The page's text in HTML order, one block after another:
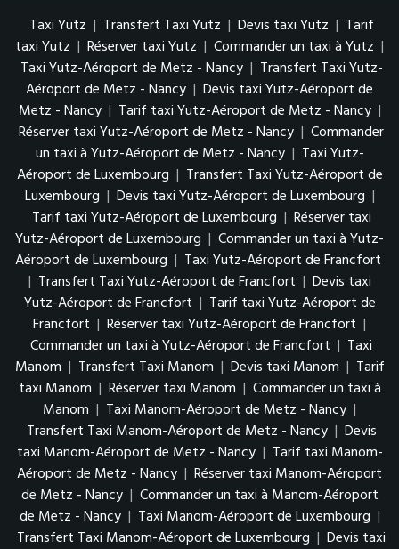
Taxi Yutz | Transfert Taxi Yutz | Devis taxi Yutz | Tarif
taxi Yutz | Réserver taxi Yutz | Commander un taxi à Yutz |
Taxi Yutz-Aéroport de Metz - Nancy | Transfert Taxi Yutz-
Aéroport de Metz - Nancy | Devis taxi Yutz-Aéroport de
Metz - Nancy | Tarif taxi Yutz-Aéroport de Metz - Nancy |
Réserver taxi Yutz-Aéroport de Metz - Nancy | Commander
un taxi à Yutz-Aéroport de Metz - Nancy | Taxi Yutz-
Aéroport de Luxembourg | Transfert Taxi Yutz-Aéroport de
Luxembourg | Devis taxi Yutz-Aéroport de Luxembourg |
Tarif taxi Yutz-Aéroport de Luxembourg | Réserver taxi
Yutz-Aéroport de Luxembourg | Commander un taxi à Yutz-
Aéroport de Luxembourg | Taxi Yutz-Aéroport de Francfort
| Transfert Taxi Yutz-Aéroport de Francfort | Devis taxi
Yutz-Aéroport de Francfort | Tarif taxi Yutz-Aéroport de
Francfort | Réserver taxi Yutz-Aéroport de Francfort |
Commander un taxi à Yutz-Aéroport de Francfort | Taxi
Manom | Transfert Taxi Manom | Devis taxi Manom | Tarif
taxi Manom | Réserver taxi Manom | Commander un taxi à
Manom | Taxi Manom-Aéroport de Metz - Nancy |
Transfert Taxi Manom-Aéroport de Metz - Nancy | Devis
taxi Manom-Aéroport de Metz - Nancy | Tarif taxi Manom-
Aéroport de Metz - Nancy | Réserver taxi Manom-Aéroport
de Metz - Nancy | Commander un taxi à Manom-Aéroport
de Metz - Nancy | Taxi Manom-Aéroport de Luxembourg |
Transfert Taxi Manom-Aéroport de Luxembourg | Devis taxi